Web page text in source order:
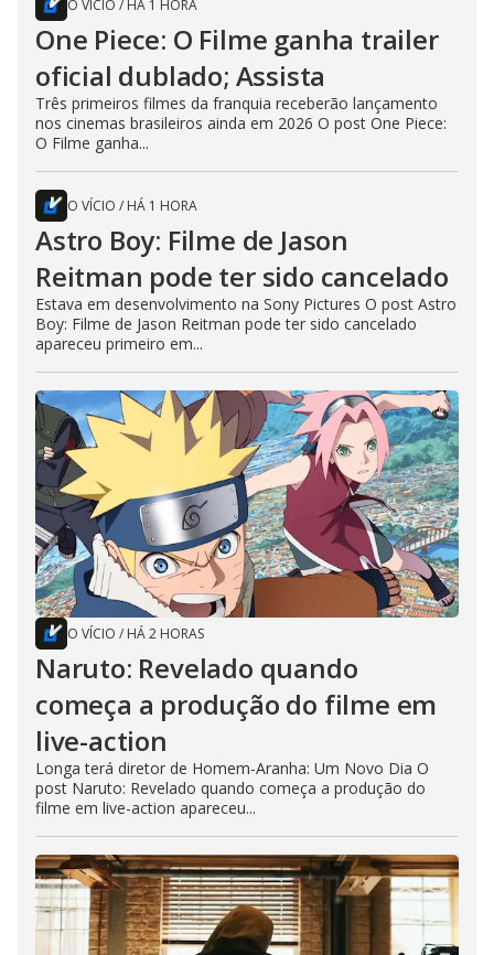
O VÍCIO / HÁ 1 HORA
One Piece: O Filme ganha trailer
oficial dublado; Assista
Três primeiros filmes da franquia receberão lançamento
nos cinemas brasileiros ainda em 2026 O post One Piece:
O Filme ganha...
O VÍCIO / HÁ 1 HORA
Astro Boy: Filme de Jason
Reitman pode ter sido cancelado
Estava em desenvolvimento na Sony Pictures O post Astro
Boy: Filme de Jason Reitman pode ter sido cancelado
apareceu primeiro em...
O VÍCIO / HÁ 2 HORAS
Naruto: Revelado quando
começa a produção do filme em
live-action
Longa terá diretor de Homem-Aranha: Um Novo Dia O
post Naruto: Revelado quando começa a produção do
filme em live-action apareceu...